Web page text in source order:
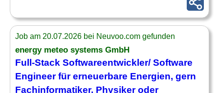
Job am 20.07.2026 bei Neuvoo.com gefunden
energy meteo systems GmbH
Full-Stack Softwareentwickler/ Software
Engineer für erneuerbare Energien, gern
Fachinformatiker, Physiker oder